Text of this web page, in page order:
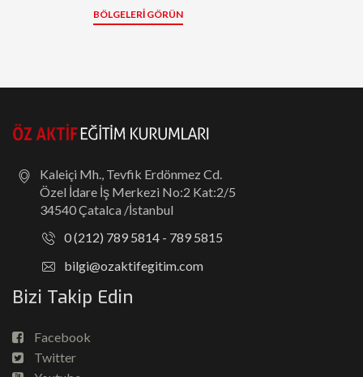
BÖLGELERI GÖRÜN
Kaleiçi Mh., Tevfik Erdönmez Cd.
Özel İdare İş Merkezi No:2 Kat:2/5
34540 Çatalca /İstanbul
0 (212) 789 5814 - 789 5815
bilgi@ozaktifegitim.com
Bizi Takip Edin
Facebook
Twitter